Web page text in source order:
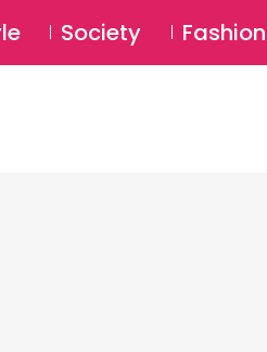
SUBSCRIBE
Society Fashion